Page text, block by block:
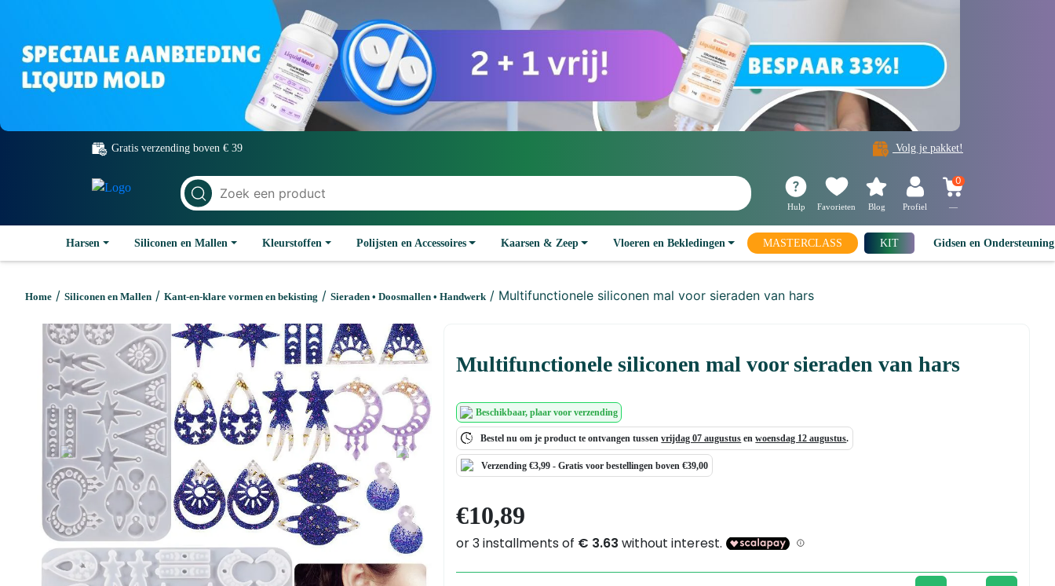
Gratis verzending boven € 39 Volg je pakket!
Hulp Favorieten Blog Profiel
0
—
Harsen Siliconen en Mallen Kleurstoffen Polijsten en Accessoires Kaarsen & Zeep Vloeren en Bekledingen MASTERCLASS KIT Gidsen en
Home / Siliconen en Mallen / Kant-en-klare vormen en bekisting / Sieraden • Doosmallen • Handwerk/ Multifunctionele siliconen mal voor sieraden van hars
Previous Next
Multifunctionele siliconen mal voor sieraden van hars
Beschikbaar, plaar voor verzending
Bestel nu om je product te ontvangen tussenvrijdag 07 augustus enwoensdag 12 augustus.
Verzending €3,99 -Gratisvoor bestellingen boven €39,00
€10,89